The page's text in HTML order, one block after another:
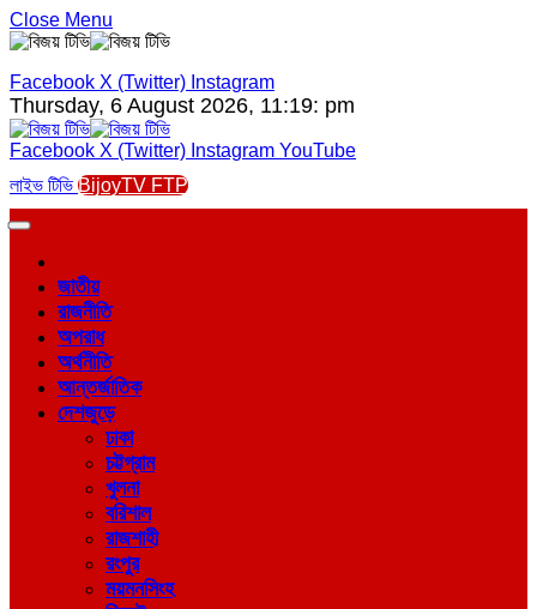
Close Menu
Facebook X (Twitter) Instagram
Thursday, 6 August 2026, 11:19: pm
Facebook X (Twitter) Instagram YouTube
লাইভ টিভি BijoyTV FTP
জাতীয়
রাজনীতি
অপরাধ
অর্থনীতি
আন্তর্জাতিক
দেশজুড়ে
ঢাকা
চট্টগ্রাম
খুলনা
বরিশাল
রাজশাহী
রংপুর
ময়মনসিংহ